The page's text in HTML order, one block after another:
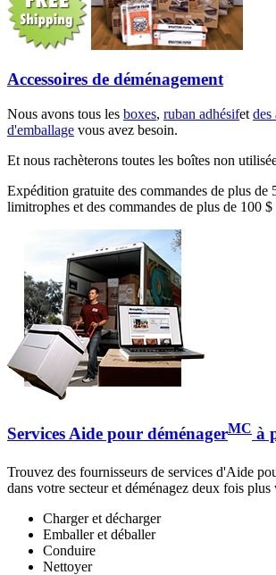
Accessoires de déménagement
Nous avons tous les boxes, ruban adhésifet des
d'emballage vous avez besoin.
Et nous rachèterons toutes les boîtes non
Expédition gratuite des commandes de plus de
limitrophes et des commandes de plus de 100 $
Services Aide pour déménagerMC à
Trouvez des fournisseurs de services d'Aide
dans votre secteur et déménagez deux fois plus
Charger et décharger
Emballer et déballer
Conduire
Nettoyer